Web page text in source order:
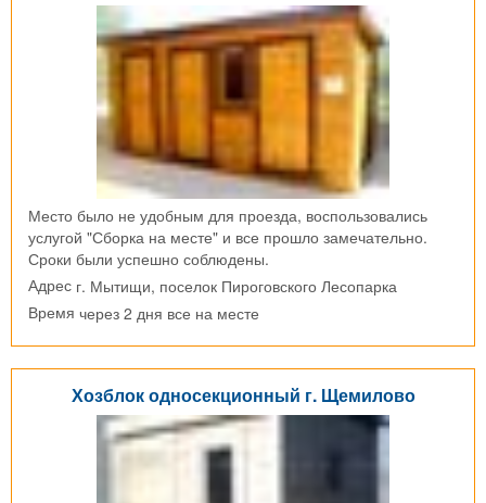
Место было не удобным для проезда, воспользовались
услугой "Сборка на месте" и все прошло замечательно.
Сроки были успешно соблюдены.
Адрес г. Мытищи, поселок Пироговского Лесопарка
Время через 2 дня все на месте
Хозблок односекционный г. Щемилово